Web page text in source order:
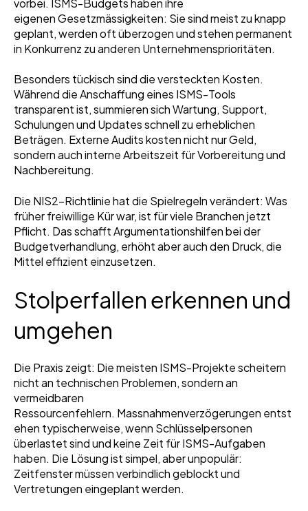
vorbei. ISMS-Budgets haben ihre
eigenen Gesetzmässigkeiten: Sie sind meist zu knapp
geplant, werden oft überzogen und stehen permanent
in Konkurrenz zu anderen Unternehmensprioritäten.
Besonders tückisch sind die versteckten Kosten.
Während die Anschaffung eines ISMS-Tools
transparent ist, summieren sich Wartung, Support,
Schulungen und Updates schnell zu erheblichen
Beträgen. Externe Audits kosten nicht nur Geld,
sondern auch interne Arbeitszeit für Vorbereitung und
Nachbereitung.
Die NIS2-Richtlinie hat die Spielregeln verändert: Was
früher freiwillige Kür war, ist für viele Branchen jetzt
Pflicht. Das schafft Argumentationshilfen bei der
Budgetverhandlung, erhöht aber auch den Druck, die
Mittel effizient einzusetzen.
Stolperfallen erkennen und
umgehen
Die Praxis zeigt: Die meisten ISMS-Projekte scheitern
nicht an technischen Problemen, sondern an
vermeidbaren
Ressourcenfehlern. Massnahmenverzögerungen entst
ehen typischerweise, wenn Schlüsselpersonen
überlastet sind und keine Zeit für ISMS-Aufgaben
haben. Die Lösung ist simpel, aber unpopulär:
Zeitfenster müssen verbindlich geblockt und
Vertretungen eingeplant werden.